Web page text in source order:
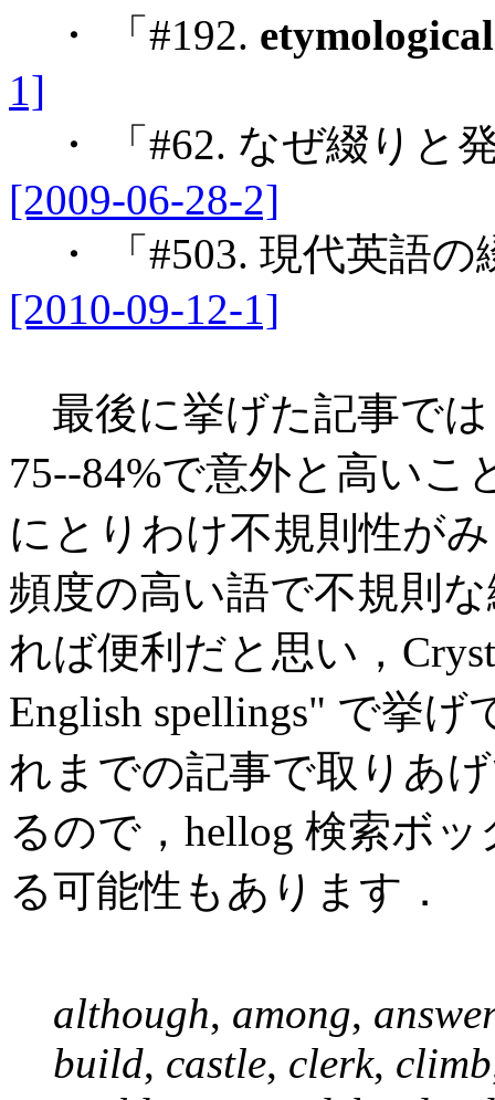
・ 「#192.
1]
・ 「#62. なぜ綴りと
[2009-06-28-2]
・ 「#503. 現代英語の
[2010-09-12-1]
最後に挙げた記事で
75--84%で意外と高いこ
にとりわけ不規則性が
頻度の高い語で不規則
れば便利だと思い，
English spellings" で挙
れまでの記事で取りあ
るので，hellog 検索ボ
る可能性もあります．
although, among,
build, castle, clerk, climb